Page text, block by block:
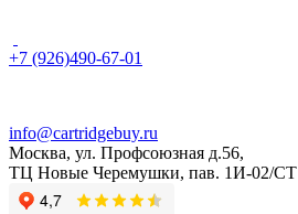
+7 (926)490-67-01
info@cartridgebuy.ru
Москва, ул. Профсоюзная д.56,
ТЦ Новые Черемушки, пав. 1И-02/СТ